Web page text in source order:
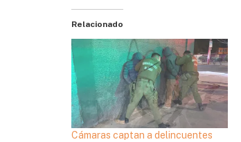
Relacionado
Cámaras captan a delincuentes